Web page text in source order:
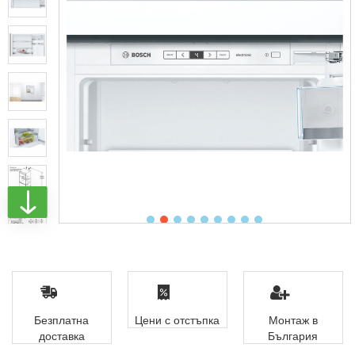
Безплатна
доставка
Цени с отстъпка
Монтаж в
България